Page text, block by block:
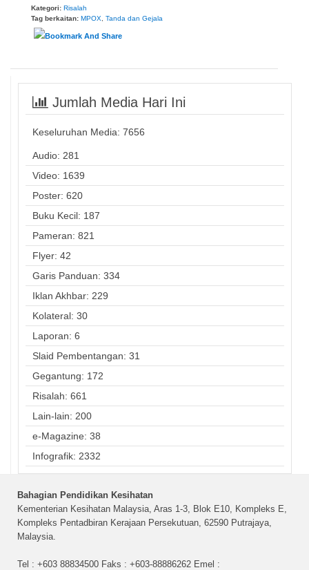
Kategori: Risalah
Tag berkaitan: MPOX Tanda dan Gejala
Jumlah Media Hari Ini
Keseluruhan Media: 7656
Audio: 281
Video: 1639
Poster: 620
Buku Kecil: 187
Pameran: 821
Flyer: 42
Garis Panduan: 334
Iklan Akhbar: 229
Kolateral: 30
Laporan: 6
Slaid Pembentangan: 31
Gegantung: 172
Risalah: 661
Lain-lain: 200
e-Magazine: 38
Infografik: 2332
Bahagian Pendidikan Kesihatan
Kementerian Kesihatan Malaysia, Aras 1-3, Blok E10, Kompleks E,
Kompleks Pentadbiran Kerajaan Persekutuan, 62590 Putrajaya,
Malaysia.
Tel : +603 88834500 Faks : +603-88886262 Emel :